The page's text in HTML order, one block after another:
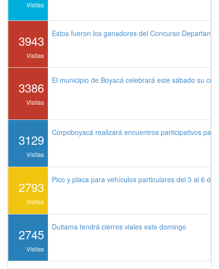
Visitas
3943
Visitas
Estos fueron los ganadores del Concurso
3386
Visitas
El municipio de Boyacá celebrará este sábado su
3129
Visitas
Corpoboyacá realizará encuentros participativos
2793
Visitas
Pico y placa para vehículos particulares del 3 al 6 de
2745
Visitas
Duitama tendrá cierres viales este domingo